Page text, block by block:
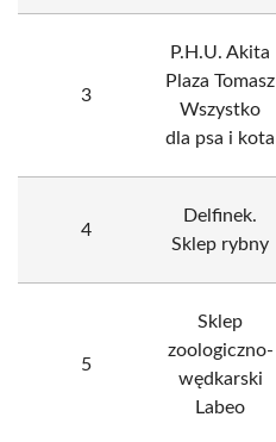
3
P.H.U. Akita
Plaza Tomasz
Wszystko
dla psa i kota
4
Delfinek.
Sklep rybny
5
Sklep
zoologiczno-
wędkarski
Labeo